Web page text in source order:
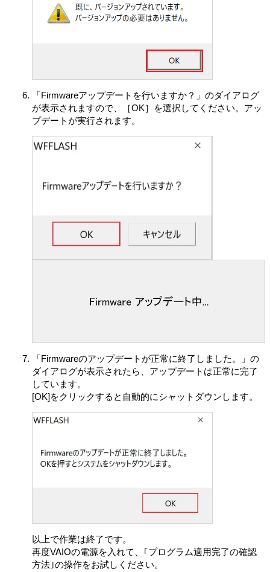
ュアルなどの関連書類、電子文書、リカバリーメディア
および本契約書を含みます）を譲渡し、かつ譲受人が本
第5条 （許諾ソフトウェアの権利）
許諾ソフトウェアに関する著作権等一切の権利は、VAIOまた
はVAIOが本契約に基づきお客さまに対して使用許諾を行うた
に帰属するものとし、お客さまは許諾ソフトウェアに関して
本契約に基づき許諾された使用権以外の権利を有しないもの
とします。
第6条（許諾ソフトウェアによる本製品等に関する情報の収
本製品の使用開始に伴い、許諾ソフトウェアの一部が、
号に揚げる情報（以下「本情報」といいます）を、収集
し、VAIOに送信することがあります。VAIOは当該本情報
を本条の規定に従い、使用または保管します。ただし、
特定の許諾ソフトウェア使用時に別途条件が提示され、
(ア) 自動的に生成される本製品のID番号
フトウェア、若しくはそれらの機能の使用状況、使用頻
度情報（お客さまがどの機能を稼働状態にしたかおよび
関連する統計データを含みます）
(オ) 本製品の現在地情報などの位置情報
VAIOは、本情報を下記の目的（以下「本目的」としま
す）のために、法律の定めに従い、保管、使用または開
(ア) 本製品の機能および本製品使用時に発生するエラー
またはバグの管理
ド版を提供するための許諾ソフトウェアの機能の管理
(ウ) VAIOまたはVAIOが認めた第三者による位置情報を
利用した製品またはサービスの提供
VAIO、VAIOの指定する第三者によるVAIOの製品または
サービスに関する情報の提供。ただし、かかる情報提供
は別途お客さまの同意をいただいたうえで行います。
「Firmwareアップデートを行いますか？」のダイアログ
が表示されますので、［OK］を選択してください。アッ
プデートが実行されます。
「Firmwareのアップデートが正常に終了しました。」の
ダイアログが表示されたら、アップデートは正常に完了
しています。
[OK]をクリックすると自動的にシャットダウンします。
以上で作業は終了です。
再度VAIOの電源を入れて、｢プログラム適用完了の確認
方法｣の操作をお試しください。